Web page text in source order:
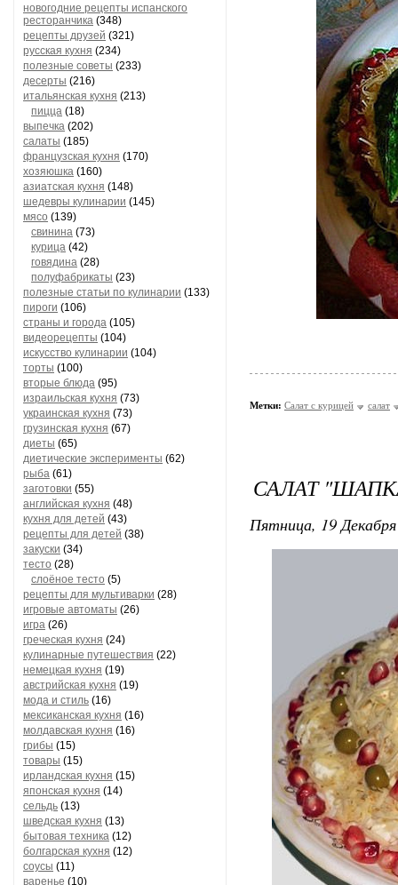
новогодние рецепты испанского
ресторанчика (348)
рецепты друзей (321)
русская кухня (234)
полезные советы (233)
десерты (216)
итальянская кухня (213)
пицца (18)
выпечка (202)
салаты (185)
французская кухня (170)
хозяюшка (160)
азиатская кухня (148)
шедевры кулинарии (145)
мясо (139)
свинина (73)
курица (42)
говядина (28)
полуфабрикаты (23)
полезные статьи по кулинарии (133)
пироги (106)
страны и города (105)
видеорецепты (104)
искусство кулинарии (104)
торты (100)
вторые блюда (95)
израильская кухня (73)
украинская кухня (73)
грузинская кухня (67)
диеты (65)
диетические эксперименты (62)
рыба (61)
заготовки (55)
английская кухня (48)
кухня для детей (43)
рецепты для детей (38)
закуски (34)
тесто (28)
слоёное тесто (5)
рецепты для мультиварки (28)
игровые автоматы (26)
игра (26)
греческая кухня (24)
кулинарные путешествия (22)
немецкая кухня (19)
австрийская кухня (19)
мода и стиль (16)
мексиканская кухня (16)
молдавская кухня (16)
грибы (15)
товары (15)
ирландская кухня (15)
японская кухня (14)
сельдь (13)
шведская кухня (13)
бытовая техника (12)
болгарская кухня (12)
соусы (11)
варенье (10)
Метки: Салат с курицей салат
САЛАТ
Пятница, 19